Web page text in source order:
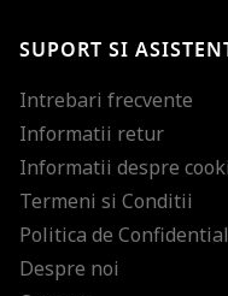
SUPORT SI
Intrebari frecvente
Informatii retur
Informatii despre
Termeni si Conditii
Politica de
Despre noi